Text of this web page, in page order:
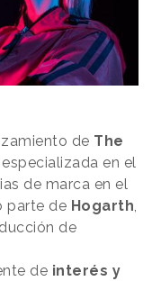
de The
en el
de marca en el
parte de Hogarth,
de
de interés y